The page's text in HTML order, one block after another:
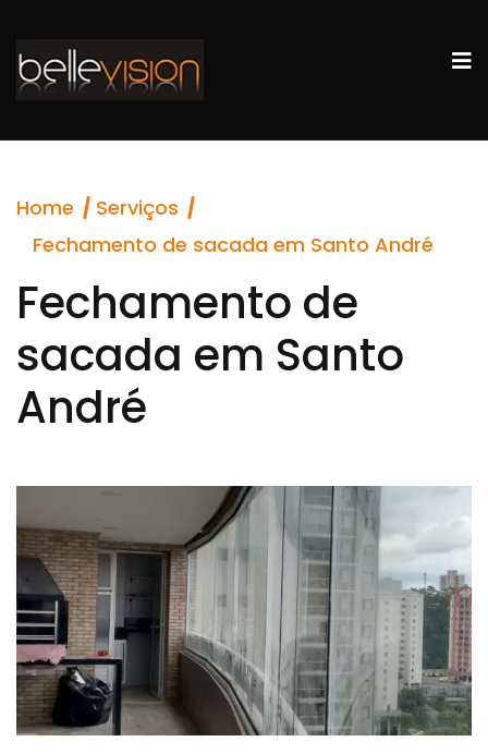
Home
Serviços
Fechamento de sacada em Santo André
Fechamento de
sacada em Santo
André